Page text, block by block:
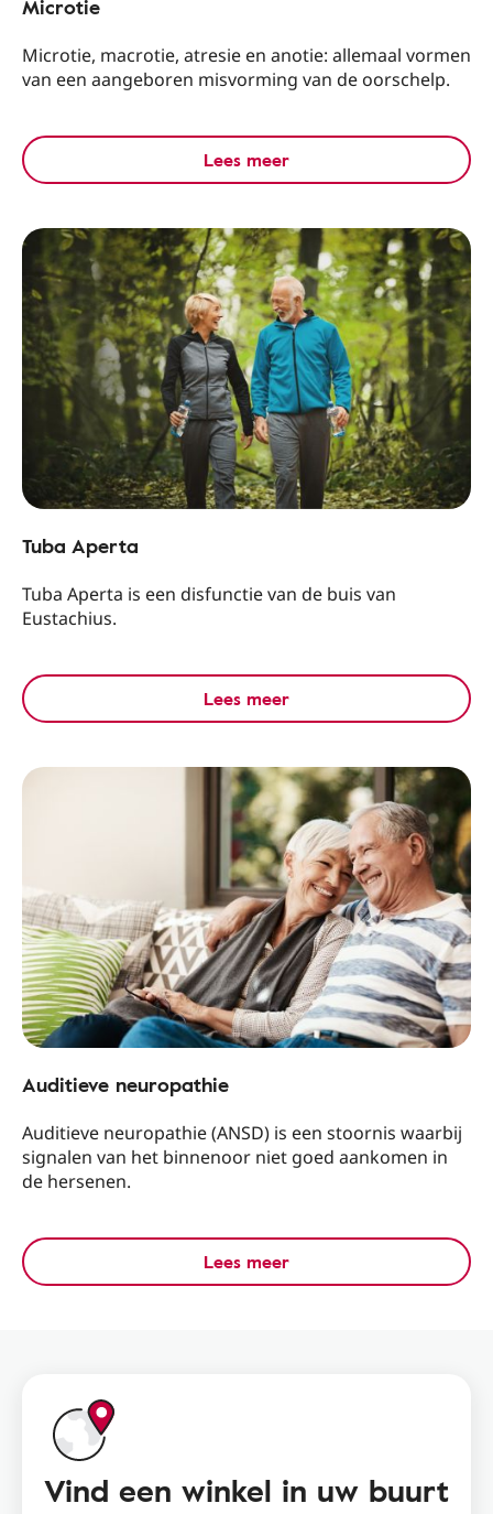
Microtie
Microtie, macrotie, atresie en anotie: allemaal vormen
van een aangeboren misvorming van de oorschelp.
Lees meer
Tuba Aperta
Tuba Aperta is een disfunctie van de buis van
Eustachius.
Lees meer
Auditieve neuropathie
Auditieve neuropathie (ANSD) is een stoornis waarbij
signalen van het binnenoor niet goed aankomen in
de hersenen.
Lees meer
Vind een winkel in uw buurt